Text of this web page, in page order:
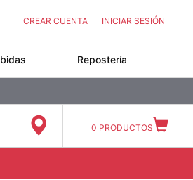
CREAR CUENTA INICIAR SESIÓN
Repostería
0 PRODUCTOS